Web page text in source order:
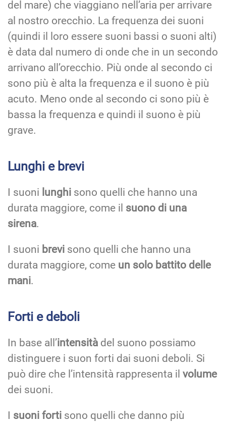
del mare) che viaggiano nell’aria per arrivare
al nostro orecchio. La frequenza dei suoni
(quindi il loro essere suoni bassi o suoni alti)
è data dal numero di onde che in un secondo
arrivano all’orecchio. Più onde al secondo ci
sono più è alta la frequenza e il suono è più
acuto. Meno onde al secondo ci sono più è
bassa la frequenza e quindi il suono è più
grave.
Lunghi e brevi
I suoni lunghi sono quelli che hanno una
durata maggiore, come il suono di una
sirena.
I suoni brevi sono quelli che hanno una
durata maggiore, come un solo battito delle
mani.
Forti e deboli
In base all’intensità del suono possiamo
distinguere i suon forti dai suoni deboli. Si
può dire che l’intensità rappresenta il volume
dei suoni.
I suoni forti sono quelli che danno più